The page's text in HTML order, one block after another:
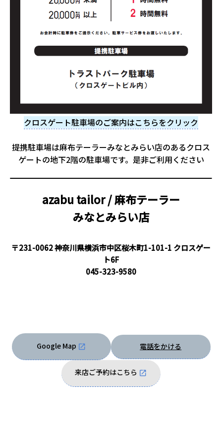
クロスゲート駐車場のご案内はこちらをクリック
提携駐車場は麻布テーラーみなとみらい店のあるクロス
ゲートの地下2階の駐車場です。是非ご利用ください
azabu tailor / 麻布テーラー
みなとみらい店
〒231-0062 神奈川県横浜市中区桜木町1-101-1 クロスゲー
ト6F
045-323-9580
Google Map 電話をかける
来店ご予約はこちら